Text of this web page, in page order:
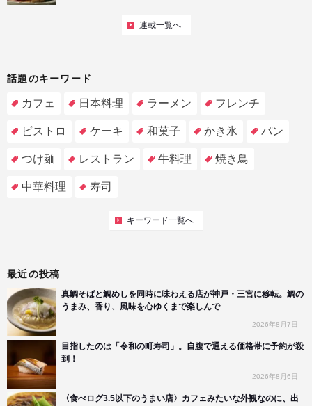
連載一覧へ
話題のキーワード
カフェ 日本料理 ラーメン フレンチ
ビストロ ケーキ 和菓子 かき氷 パン
つけ麺 レストラン 牛料理 焼き鳥
中華料理 寿司
キーワード一覧へ
最近の投稿
真鯛そばと鯛めしを同時に味わえる店が神戸・三宮に移転。鯛の
うまみ、香り、風味を心ゆくまで楽しんで
2026年8月7日
目指したのは「令和の町寿司」。自腹で通える価格帯に予約が殺
到！
2026年8月6日
〈食べログ3.5以下のうまい店〉カフェみたいな外観なのに、出